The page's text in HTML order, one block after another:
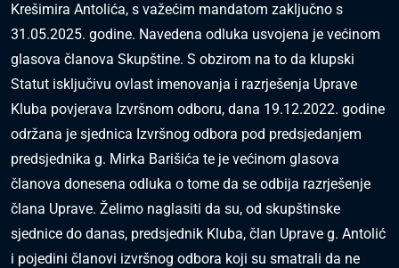
Krešimira Antolića, s važećim mandatom zaključno s
31.05.2025. godine. Navedena odluka usvojena je većinom
glasova članova Skupštine. S obzirom na to da klupski
Statut isključivu ovlast imenovanja i razrješenja Uprave
Kluba povjerava Izvršnom odboru, dana 19.12.2022. godine
održana je sjednica Izvršnog odbora pod predsjedanjem
predsjednika g. Mirka Barišića te je većinom glasova
članova donesena odluka o tome da se odbija razrješenje
člana Uprave. Želimo naglasiti da su, od skupštinske
sjednice do danas, predsjednik Kluba, član Uprave g. Antolić
i pojedini članovi izvršnog odbora koji su smatrali da ne